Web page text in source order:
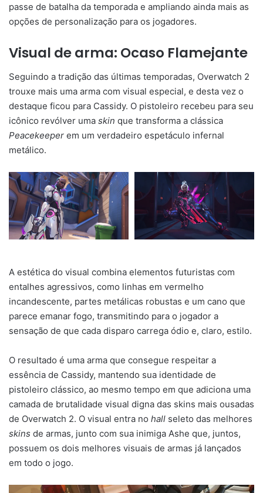
passe de batalha da temporada e ampliando ainda mais as
opções de personalização para os jogadores.
Visual de arma: Ocaso Flamejante
Seguindo a tradição das últimas temporadas, Overwatch 2
trouxe mais uma arma com visual especial, e desta vez o
destaque ficou para Cassidy. O pistoleiro recebeu para seu
icônico revólver uma skin que transforma a clássica
Peacekeeper em um verdadeiro espetáculo infernal
metálico.
A estética do visual combina elementos futuristas com
entalhes agressivos, como linhas em vermelho
incandescente, partes metálicas robustas e um cano que
parece emanar fogo, transmitindo para o jogador a
sensação de que cada disparo carrega ódio e, claro, estilo.
O resultado é uma arma que consegue respeitar a
essência de Cassidy, mantendo sua identidade de
pistoleiro clássico, ao mesmo tempo em que adiciona uma
camada de brutalidade visual digna das skins mais ousadas
de Overwatch 2. O visual entra no hall seleto das melhores
skins de armas, junto com sua inimiga Ashe que, juntos,
possuem os dois melhores visuais de armas já lançados
em todo o jogo.